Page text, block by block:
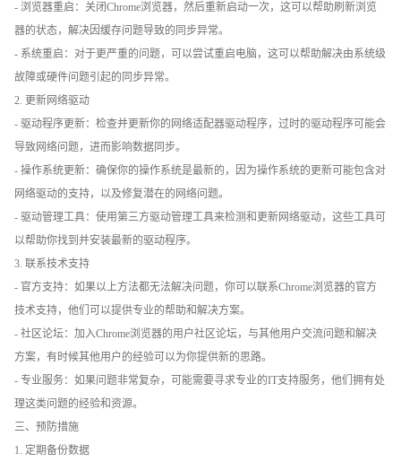
- 浏览器重启：关闭Chrome浏览器，然后重新启动一次，这可以帮助刷新浏览
器的状态，解决因缓存问题导致的同步异常。
- 系统重启：对于更严重的问题，可以尝试重启电脑，这可以帮助解决由系统级
故障或硬件问题引起的同步异常。
2. 更新网络驱动
- 驱动程序更新：检查并更新你的网络适配器驱动程序，过时的驱动程序可能会
导致网络问题，进而影响数据同步。
- 操作系统更新：确保你的操作系统是最新的，因为操作系统的更新可能包含对
网络驱动的支持，以及修复潜在的网络问题。
- 驱动管理工具：使用第三方驱动管理工具来检测和更新网络驱动，这些工具可
以帮助你找到并安装最新的驱动程序。
3. 联系技术支持
- 官方支持：如果以上方法都无法解决问题，你可以联系Chrome浏览器的官方
技术支持，他们可以提供专业的帮助和解决方案。
- 社区论坛：加入Chrome浏览器的用户社区论坛，与其他用户交流问题和解决
方案，有时候其他用户的经验可以为你提供新的思路。
- 专业服务：如果问题非常复杂，可能需要寻求专业的IT支持服务，他们拥有处
理这类问题的经验和资源。
三、预防措施
1. 定期备份数据